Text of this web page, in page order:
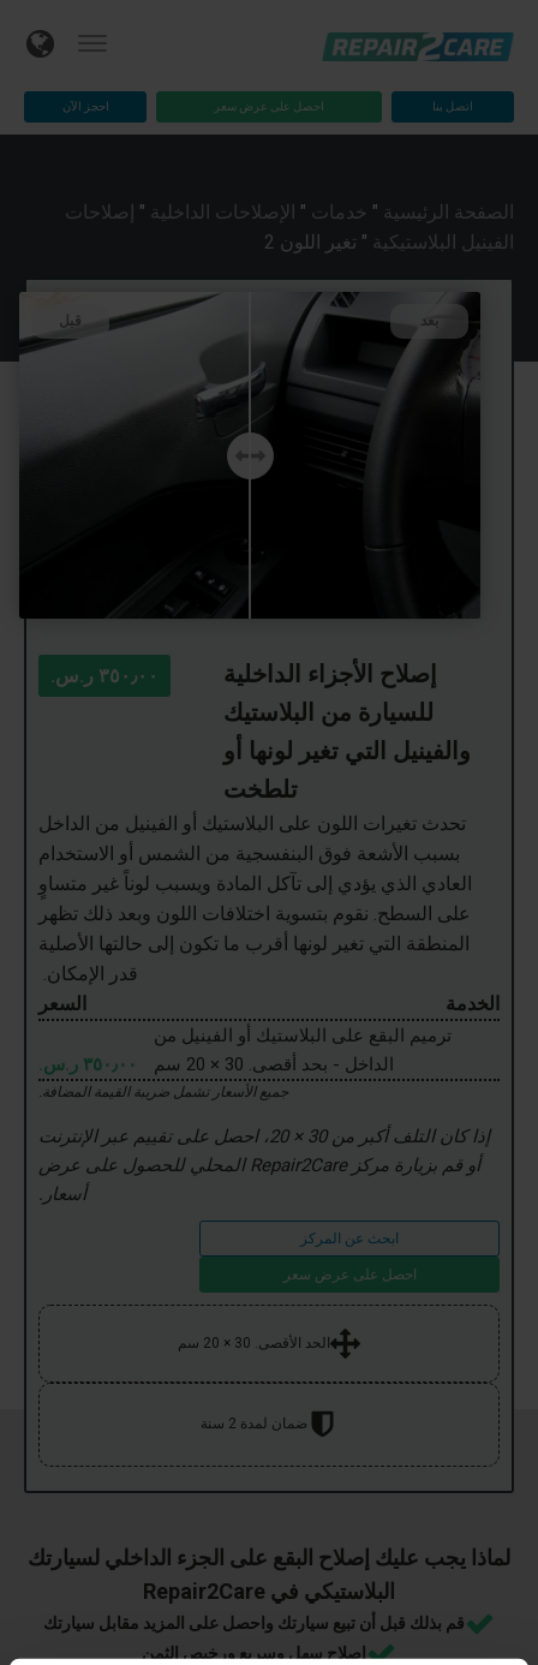
اتصل بنا احصل على عرض سعر احجز الآن
الصفحة الرئيسية " خدمات " الإصلاحات الداخلية " إصلاحات
الفينيل البلاستيكية " تغير اللون 2
قبل بعد
إصلاح الأجزاء الداخلية
للسيارة من البلاستيك
والفينيل التي تغير لونها أو
تلطخت
٣٥٠٫٠٠ ر.س.‏
تحدث تغيرات اللون على البلاستيك أو الفينيل من الداخل
بسبب الأشعة فوق البنفسجية من الشمس أو الاستخدام
العادي الذي يؤدي إلى تآكل المادة ويسبب لوناً غير متساوٍ
على السطح. نقوم بتسوية اختلافات اللون وبعد ذلك تظهر
المنطقة التي تغير لونها أقرب ما تكون إلى حالتها الأصلية
قدر الإمكان.
الخدمة
السعر
ترميم البقع على البلاستيك أو الفينيل من
الداخل - بحد أقصى. 30 × 20 سم
٣٥٠٫٠٠ ر.س.‏
جميع الأسعار تشمل ضريبة القيمة المضافة.
إذا كان التلف أكبر من 30 × 20، احصل على تقييم عبر الإنترنت
أو قم بزيارة مركز Repair2Care المحلي للحصول على عرض
أسعار.
ابحث عن المركز
احصل على عرض سعر
الحد الأقصى. 30 × 20 سم
ضمان لمدة 2 سنة
لماذا يجب عليك إصلاح البقع على الجزء الداخلي لسيارتك
البلاستيكي في Repair2Care
قم بذلك قبل أن تبيع سيارتك واحصل على المزيد مقابل سيارتك
إصلاح سهل وسريع ورخيص الثمن